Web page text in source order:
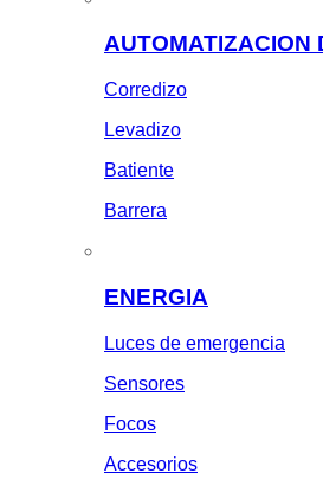
AUTOMATIZACION
Corredizo
Levadizo
Batiente
Barrera
ENERGIA
Luces de emergencia
Sensores
Focos
Accesorios